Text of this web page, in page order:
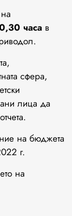
часа в
сфера,
лица да
на бюджета
г.
на